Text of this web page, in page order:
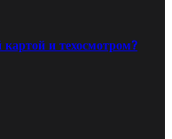
и техосмотром?